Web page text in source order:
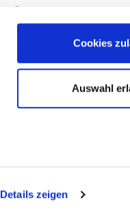
Details zeigen
Cookies
Auswahl
Mo. bis Fr. 11:00-18:30
oder nach
Tel.: +49 89 29 162 152
E-Mail: